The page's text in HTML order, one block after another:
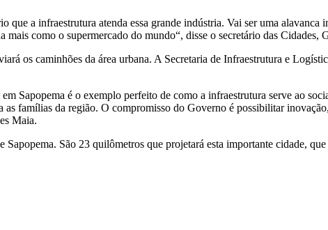
que a infraestrutura atenda essa grande indústria. Vai ser uma alavanca
como o supermercado do mundo“, disse o secretário das Cidades,
os caminhões da área urbana. A Secretaria de Infraestrutura e
Sapopema é o exemplo perfeito de como a infraestrutura serve ao
famílias da região. O compromisso do Governo é possibilitar
Maia.
São 23 quilômetros que projetará esta importante cidade,